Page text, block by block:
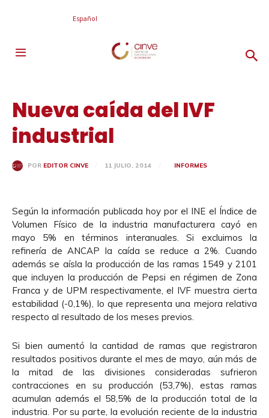
Español
Nueva caída del IVF
industrial
POR EDITOR CINVE 11 JULIO, 2014 INFORMES
Según la información publicada hoy por el INE el Índice de
Volumen Físico de la industria manufacturera cayó en
mayo 5% en términos interanuales. Si excluimos la
refinería de ANCAP la caída se reduce a 2%. Cuando
además se aísla la producción de las ramas 1549 y 2101
que incluyen la producción de Pepsi en régimen de Zona
Franca y de UPM respectivamente, el IVF muestra cierta
estabilidad (-0,1%), lo que representa una mejora relativa
respecto al resultado de los meses previos.
Si bien aumentó la cantidad de ramas que registraron
resultados positivos durante el mes de mayo, aún más de
la mitad de las divisiones consideradas sufrieron
contracciones en su producción (53,7%), estas ramas
acumulan además el 58,5% de la producción total de la
industria. Por su parte, la evolución reciente de la industria